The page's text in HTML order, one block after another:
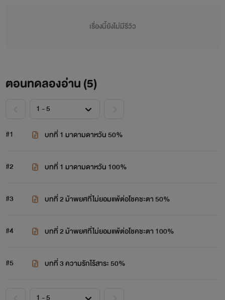
เรื่องนี้ยังไม่มีรีวิว
ตอนทดลองอ่าน (5)
#1 บทที่ 1 มาดามดาหวัน 50%
#2 บทที่ 1 มาดามดาหวัน 100%
#3 บทที่ 2 ม้าพยศที่ไม่ยอมแพ้ต่อโชคชะตา 50%
#4 บทที่ 2 ม้าพยศที่ไม่ยอมแพ้ต่อโชคชะตา 100%
#5 บทที่ 3 ความรักไร้สาระ 50%